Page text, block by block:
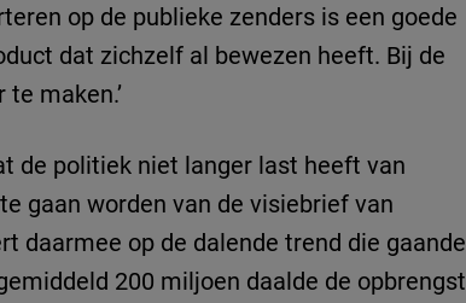
op de publieke zenders is een goede
dat zichzelf al bewezen heeft. Bij de
maken.’
de politiek niet langer last heeft van
gaan worden van de visiebrief van
daarmee op de dalende trend die gaande
200 miljoen daalde de opbrengst